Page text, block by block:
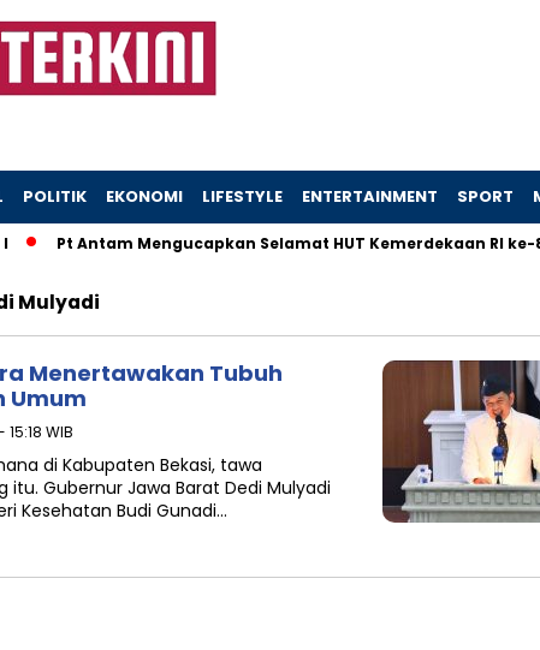
POLITIK EKONOMI LIFESTYLE ENTERTAINMENT SPORT
Pt Antam Mengucapkan Selamat HUT Kemerdekaan RI ke-80
Mulyadi
Menertawakan Tubuh
Umum
WIB
di Kabupaten Bekasi, tawa
Gubernur Jawa Barat Dedi Mulyadi
Kesehatan Budi Gunadi…